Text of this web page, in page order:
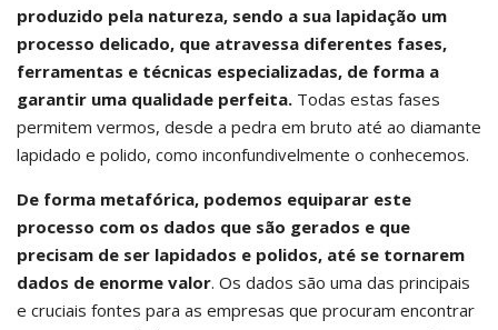
produzido pela natureza, sendo a sua lapidação um
processo delicado, que atravessa diferentes fases,
ferramentas e técnicas especializadas, de forma a
garantir uma qualidade perfeita. Todas estas fases
permitem vermos, desde a pedra em bruto até ao diamante
lapidado e polido, como inconfundivelmente o conhecemos.
De forma metafórica, podemos equiparar este
processo com os dados que são gerados e que
precisam de ser lapidados e polidos, até se tornarem
dados de enorme valor. Os dados são uma das principais
e cruciais fontes para as empresas que procuram encontrar